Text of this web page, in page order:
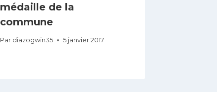
médaille de la
commune
Par diazogwin35 5 janvier 2017